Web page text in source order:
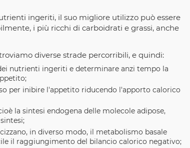
ingeriti, il suo migliore utilizzo può essere
i più ricchi di carboidrati e grassi, anche
diverse strade percorribili, e quindi:
nutrienti ingeriti e determinare anzi tempo la
per inibire l'appetito riducendo l'apporto calorico
la sintesi endogena delle molecole adipose,
in diverso modo, il metabolismo basale
il raggiungimento del bilancio calorico negativo;